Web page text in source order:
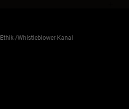
Ethik-/Whistleblower-Kanal